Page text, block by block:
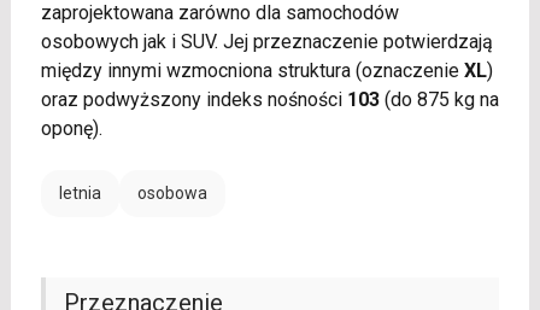
zaprojektowana zarówno dla samochodów
osobowych jak i SUV. Jej przeznaczenie potwierdzają
między innymi wzmocniona struktura (oznaczenie XL)
oraz podwyższony indeks nośności 103(do 875 kg na
oponę).
letnia osobowa
Przeznaczenie